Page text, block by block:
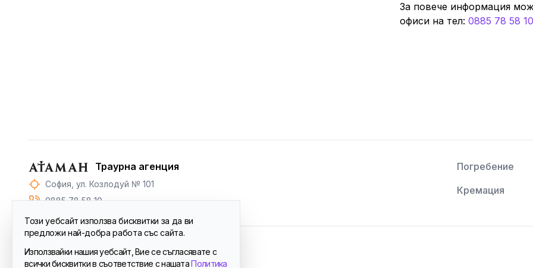
За повече информация
офиси нa тeл: 0885 78 58 10
Траурна агенция
София, ул. Козлодуй № 101
0885 78 58 10
Погребение
Кремация
© 2024Атаман™. All Rights Reserved.
Този уебсайт използва бисквитки за да ви
предложи най-добра работа със сайта.
Използвайки нашия уебсайт, Вие се съгласявате с
всички бисквитки в съответствие с нашатаПолитика